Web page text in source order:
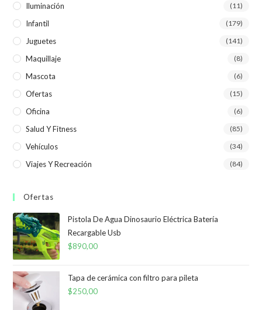
Iluminación (11)
Infantil (179)
Juguetes (141)
Maquillaje (8)
Mascota (6)
Ofertas (15)
Oficina (6)
Salud Y Fitness (85)
Vehículos (34)
Viajes Y Recreación (84)
Ofertas
Pistola De Agua Dinosaurio Eléctrica Batería
Recargable Usb
$890,00
Tapa de cerámica con filtro para pileta
$250,00